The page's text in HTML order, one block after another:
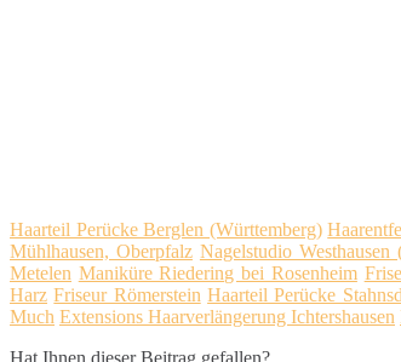
Haarteil Perücke Berglen (Württemberg)
Mühlhausen, Oberpfalz Nagelstudio Westhausen
Metelen Maniküre Riedering bei Rosenheim
Harz Friseur Römerstein Haarteil Perücke
Much Extensions Haarverlängerung Ichtershausen